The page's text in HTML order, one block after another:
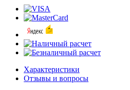
Характеристики
Отзывы и вопросы